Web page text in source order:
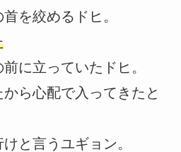
を絞めるドヒ。
に立っていたドヒ。
ら心配で入ってきたと
と言うユギョン。